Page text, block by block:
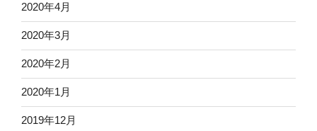
2020年4月
2020年3月
2020年2月
2020年1月
2019年12月